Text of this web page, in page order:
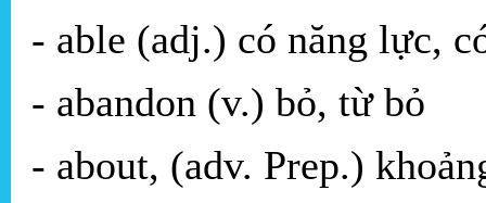
- able (adj.) có năng lực,
- abandon (v.) bỏ, từ bỏ
- about, (adv. Prep.)